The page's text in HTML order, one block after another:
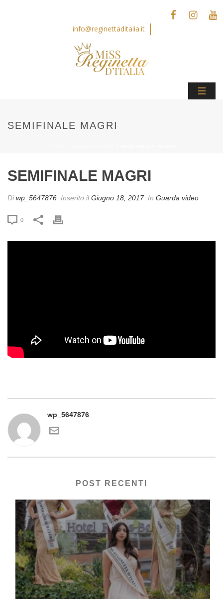
info@reginettaditalia.it
SEMIFINALE MAGRI
SEMIFINALE MAGRI
Diwp_5647876 Inserito ilGiugno 18, 2017 In Guarda video
0
wp_5647876
POST RECENTI